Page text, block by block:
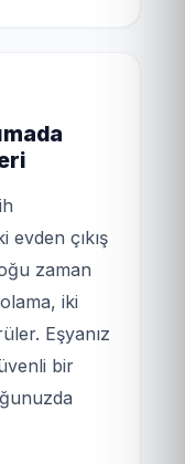
evden çıkış
zaman
iki
Eşyanız
bir